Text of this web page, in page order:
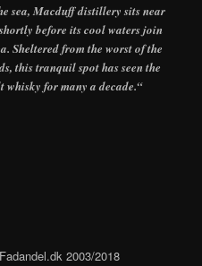
sea, Macduff distillery sits near
before its cool waters join
Sheltered from the worst of the
this tranquil spot has seen the
for many a decade.“
2003/2018